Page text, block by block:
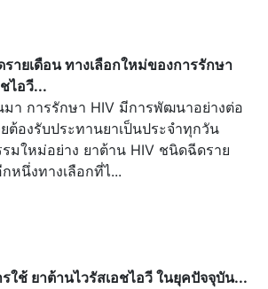
ายเดือน ทางเลือกใหม่ของการรักษา
ไอวี...
า การรักษา HIV มีการพัฒนาอย่างต่อ
ต้องรับประทานยาเป็นประจำทุกวัน
มใหม่อย่าง ยาต้าน HIV ชนิดฉีดราย
หนึ่งทางเลือกที่ไ...
ใช้ ยาต้านไวรัสเอชไอวี ในยุคปัจจุบัน...